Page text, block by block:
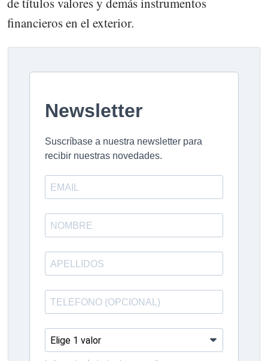
financieros en el exterior.